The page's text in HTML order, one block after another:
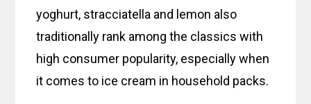
yoghurt, stracciatella and lemon also
traditionally rank among the classics with
high consumer popularity, especially when
it comes to ice cream in household packs.